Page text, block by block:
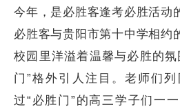
今年，是必胜客逢考必胜活动
必胜客与贵阳市第十中学相约
校园里洋溢着温馨与必胜的
门”格外引人注目。老师们
过“必胜门”的高三学子们一